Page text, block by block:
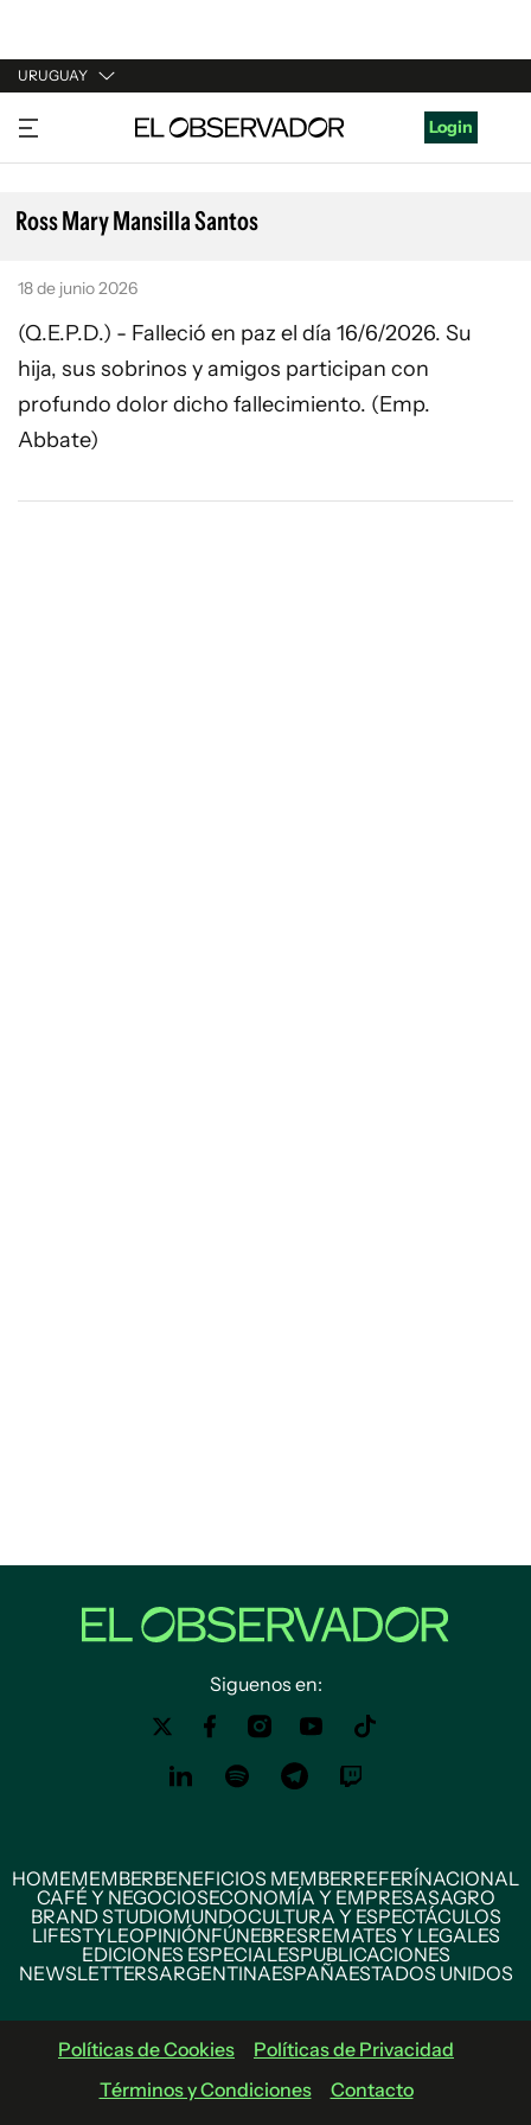
URUGUAY
URUGUAY
ARGENTINA
ESPAÑA
Login
Ross Mary Mansilla Santos
18 de junio 2026
(Q.E.P.D.) - Falleció en paz el día 16/6/2026. Su
hija, sus sobrinos y amigos participan con
profundo dolor dicho fallecimiento. (Emp.
Abbate)
Siguenos en:
HOMEMEMBERBENEFICIOS MEMBERREFERÍNACIONAL
CAFÉ Y NEGOCIOSECONOMÍA Y EMPRESASAGRO
BRAND STUDIOMUNDOCULTURA Y ESPECTÁCULOS
LIFESTYLEOPINIÓNFÚNEBRESREMATES Y LEGALES
EDICIONES ESPECIALESPUBLICACIONES
NEWSLETTERSARGENTINAESPAÑAESTADOS UNIDOS
Políticas de Cookies
Políticas de Privacidad
Términos y Condiciones
Contacto